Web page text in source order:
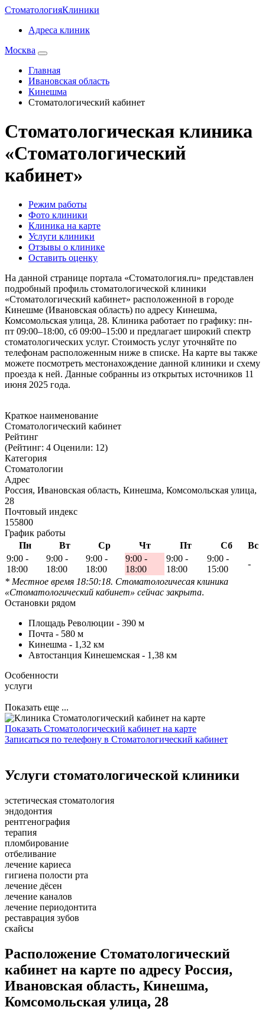
СтоматологияКлиники
Адреса клиник
Москва
Главная
Ивановская область
Кинешма
Стоматологический кабинет
Стоматологическая клиника
«Стоматологический
кабинет»
Режим работы
Фото клиники
Клиника на карте
Услуги клиники
Отзывы о клинике
Оставить оценку
На данной странице портала «Стоматология.ru» представлен
подробный профиль стоматологической клиники
«Стоматологический кабинет» расположенной в городе
Кинешме (Ивановская область) по адресу Кинешма,
Комсомольская улица, 28. Клиника работает по графику: пн-
пт 09:00–18:00, сб 09:00–15:00 и предлагает широкий спектр
стоматологических услуг. Стоимость услуг уточняйте по
телефонам расположенным ниже в списке. На карте вы также
можете посмотреть местонахождение данной клиники и схему
проезда к ней. Данные собранны из открытых источников 11
июня 2025 года.
Краткое наименование
Стоматологический кабинет
Рейтинг
(Рейтинг: 4 Оценили: 12)
Категория
Стоматологии
Адрес
Россия, Ивановская область, Кинешма, Комсомольская улица,
28
Почтовый индекс
155800
График работы
Пн
Вт Ср Чт Пт Сб
Вс
9:00 -
18:00
9:00 -
18:00
9:00 -
18:00
9:00 -
18:00
9:00 -
18:00
9:00 -
15:00
-
* Местное время 18:50:18. Стоматологичесая клиника
«Стоматологический кабинет» сейчас закрыта.
Остановки рядом
Площадь Революции - 390 м
Почта - 580 м
Кинешма - 1,32 км
Автостанция Кинешемская - 1,38 км
Особенности
услуги
Показать еще ...
Показать Стоматологический кабинет на карте
Записаться по телефону в Стоматологический кабинет
Услуги стоматологической клиники
эстетическая стоматология
эндодонтия
рентгенография
терапия
пломбирование
отбеливание
лечение кариеса
гигиена полости рта
лечение дёсен
лечение каналов
лечение периодонтита
реставрация зубов
скайсы
Расположение Стоматологический
кабинет на карте по адресу Россия,
Ивановская область, Кинешма,
Комсомольская улица, 28